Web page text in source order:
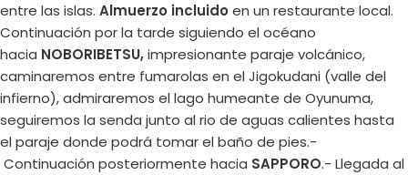
entre las islas. Almuerzo incluido en un restaurante local.
Continuación por la tarde siguiendo el océano
hacia NOBORIBETSU,impresionante paraje volcánico,
caminaremos entre fumarolas en el Jigokudani (valle del
infierno), admiraremos el lago humeante de Oyunuma,
seguiremos la senda junto al rio de aguas calientes hasta
el paraje donde podrá tomar el baño de pies.-
Continuación posteriormente hacia SAPPORO.- Llegada al